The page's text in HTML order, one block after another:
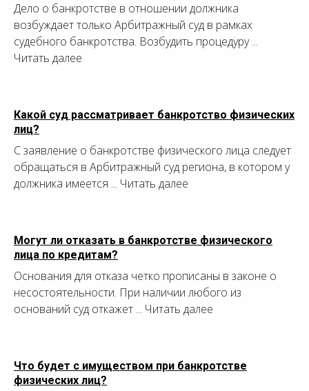
Дело о банкротстве в отношении должника
возбуждает только Арбитражный суд в рамках
судебного банкротства. Возбудить процедуру ...
Читать далее
Какой суд рассматривает банкротство физических
лиц?
С заявление о банкротстве физического лица следует
обращаться в Арбитражный суд региона, в котором у
должника имеется ... Читать далее
Могут ли отказать в банкротстве физического
лица по кредитам?
Основания для отказа четко прописаны в законе о
несостоятельности. При наличии любого из
оснований суд откажет ... Читать далее
Что будет с имуществом при банкротстве
физических лиц?